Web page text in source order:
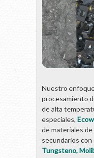
Nuestro
procesamiento
de alta
especiales,
de materiales
secundarios
Tungsteno,